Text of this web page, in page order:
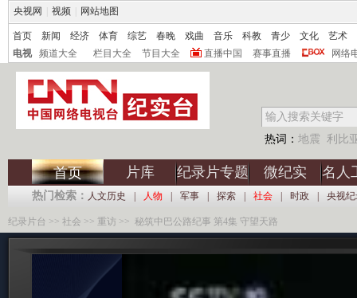
央视网 视频 网站地图
首页 新闻 经济 体育 综艺 春晚 戏曲 音乐 科教 青少 文化
艺术
电视
频道大全 栏目大全 节目大全 直播中国 赛事直播 网络
热词： 地震 利比
首页 片库 纪录片专题 微纪实 名人
热门检索： 人文历史 人物 军事 探索 社会 时政 央视
纪录片台 >> 社会 >> 重访 >> 秘筑中巴公路纪事 第4集 守望天路